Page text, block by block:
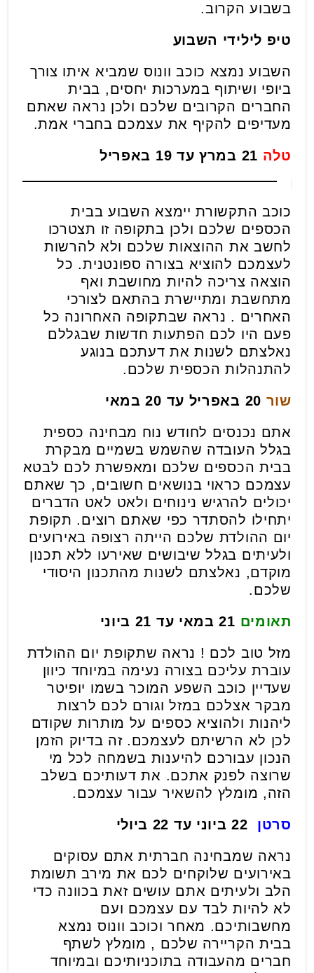
בשבוע הקרוב.
טיפ לילידי השבוע
השבוע נמצא כוכב וונוס שמביא איתו צורך
ביופי ושיתוף במערכות יחסים, בבית
החברים הקרובים שלכם ולכן נראה שאתם
מעדיפים להקיף את עצמכם בחברי אמת.
טלה
כוכב התקשורת יימצא השבוע בבית
הכספים שלכם ולכן בתקופה זו תצטרכו
לחשב את ההוצאות שלכם ולא להרשות
לעצמכם להוציא בצורה ספונטנית. כל
הוצאה צריכה להיות מחושבת ואף
מתחשבת ומתיישרת בהתאם לצורכי
האחרים . נראה שבתקופה האחרונה כל
פעם היו לכם הפתעות חדשות שבגללם
נאלצתם לשנות את דעתכם בנוגע
להתנהלות הכספית שלכם.
שור 20 באפריל עד 20 במאי
אתם נכנסים לחודש נוח מבחינה כספית
בגלל העובדה שהשמש בשמיים מבקרת
בבית הכספים שלכם ומאפשרת לכם לבטא
עצמכם כראוי בנושאים חשובים, כך שאתם
יכולים להרגיש נינוחים ולאט לאט הדברים
יתחילו להסתדר כפי שאתם רוצים. תקופת
יום ההולדת שלכם הייתה רצופה באירועים
ולעיתים בגלל שיבושים שאירעו ללא תכנון
מוקדם, נאלצתם לשנות מהתכנון היסודי
שלכם.
תאומים 21 במאי עד 21 ביוני
מזל טוב לכם ! נראה שתקופת יום ההולדת
עוברת עליכם בצורה נעימה במיוחד כיוון
שעדיין כוכב השפע המוכר בשמו יופיטר
מבקר אצלכם במזל וגורם לכם לרצות
ליהנות ולהוציא כספים על מותרות שקודם
לכן לא הרשיתם לעצמכם. זה בדיוק הזמן
הנכון עבורכם להיענות בשמחה לכל מי
שרוצה לפנק אתכם. את דעותיכם בשלב
הזה, מומלץ להשאיר עבור עצמכם.
סרטן
נראה שמבחינה חברתית אתם עסוקים
באירועים שלוקחים לכם את מירב תשומת
הלב ולעיתים אתם עושים זאת בכוונה כדי
לא להיות לבד עם עצמכם ועם
מחשבותיכם. מאחר וכוכב וונוס נמצא
בבית הקריירה שלכם , מומלץ לשתף
חברים מהעבודה בתוכניותיכם ובמיוחד